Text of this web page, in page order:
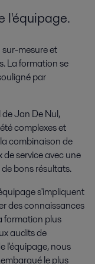
l'équipage.
-mesure et
La formation se
par
de Jan De Nul,
complexes et
lacombinaisonde
service avec une
debons résultats.
s'impliquent
des connaissances
formation plus
audits de
l'équipage, nous
le plus